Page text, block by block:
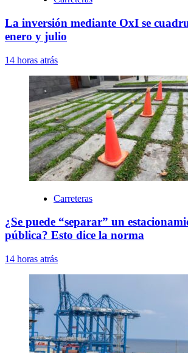
La inversión mediante OxI se
enero y julio
14 horas atrás
Carreteras
¿Se puede “separar” un
pública? Esto dice la norma
14 horas atrás